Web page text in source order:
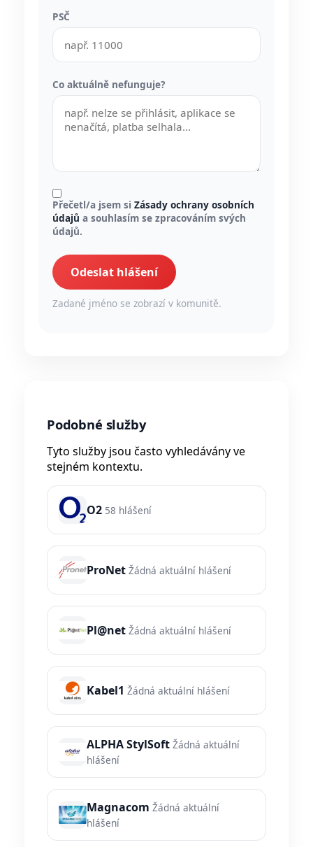
PSČ
Co aktuálně nefunguje?
Přečetl/a jsem si Zásady ochrany osobních
údajů a souhlasím se zpracováním svých
údajů.
Odeslat hlášení
Zadané jméno se zobrazí v komunitě.
Podobné služby
Tyto služby jsou často vyhledávány ve
stejném kontextu.
O2 58 hlášení
ProNet Žádná aktuální hlášení
Pl@net Žádná aktuální hlášení
Kabel1 Žádná aktuální hlášení
ALPHA StylSoft Žádná aktuální
hlášení
Magnacom Žádná aktuální
hlášení